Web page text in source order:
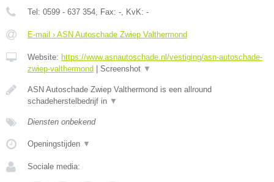
Tel: 0599 - 637 354, Fax: -, KvK: -
E-mail › ASN Autoschade Zwiep Valthermond
Website: https://www.asnautoschade.nl/vestiging/asn-autoschade-
zwiep-valthermond
Screenshot ▼
ASN Autoschade Zwiep Valthermond is een allround
schadeherstelbedrijf in ▼
Diensten onbekend
Openingstijden ▼
Sociale media: